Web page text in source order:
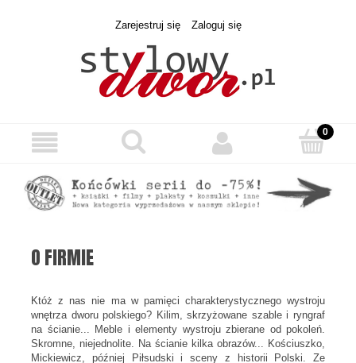
Zarejestruj się Zaloguj się
O FIRMIE
Któż z nas nie ma w pamięci charakterystycznego wystroju
wnętrza dworu polskiego? Kilim, skrzyżowane szable i ryngraf
na ścianie... Meble i elementy wystroju zbierane od pokoleń.
Skromne, niejednolite. Na ścianie kilka obrazów... Kościuszko,
Mickiewicz, później Piłsudski i sceny z historii Polski. Ze